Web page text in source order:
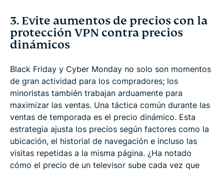
3. Evite aumentos de precios con la
protección VPN contra precios
dinámicos
Black Friday y Cyber Monday no solo son momentos
de gran actividad para los compradores; los
minoristas también trabajan arduamente para
maximizar las ventas. Una táctica común durante las
ventas de temporada es el precio dinámico. Esta
estrategia ajusta los precios según factores como la
ubicación, el historial de navegación e incluso las
visitas repetidas a la misma página. ¿Ha notado
cómo el precio de un televisor sube cada vez que